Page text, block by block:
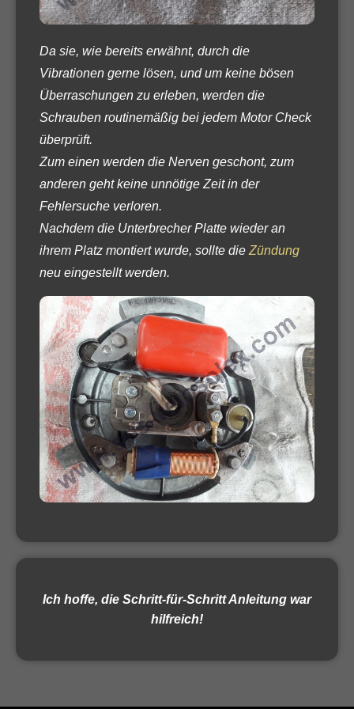
Da sie, wie bereits erwähnt, durch die
Vibrationen gerne lösen, und um keine bösen
Überraschungen zu erleben, werden die
Schrauben routinemäßig bei jedem Motor Check
überprüft.
Zum einen werden die Nerven geschont, zum
anderen geht keine unnötige Zeit in der
Fehlersuche verloren.
Nachdem die Unterbrecher Platte wieder an
ihrem Platz montiert wurde, sollte die Zündung
neu eingestellt werden.
Ich hoffe, die Schritt-für-Schritt Anleitung war
hilfreich!